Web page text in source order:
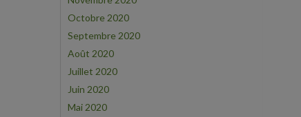
Octobre 2020
Septembre 2020
Août 2020
Juillet 2020
Juin 2020
Mai 2020